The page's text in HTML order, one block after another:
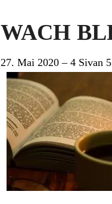
WACH
27. Mai 2020 – 4 Sivan